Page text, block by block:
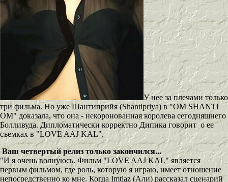
У нее за плечами только
три фильма. Но уже Шантиприйя (Shantipriya) в "OM SHANTI
OM" доказала, что она - некоронованная королева сегодняшнего
Болливуда. Дипломатически корректно Дипика говорит о ее
съемках в "LOVE AAJ KAL".
Ваш четвертый релиз только закончился...
"И я очень волнуюсь. Фильм "LOVE AAJ KAL" является
первым фильмом, где роль, которую я играю, имеет отношение
непосредственно ко мне. Когда Imtiaz (Али) рассказал сценарий